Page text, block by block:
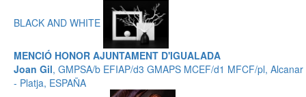
BLACK AND WHITE
MENCIÓ HONOR AJUNTAMENT D'IGUALADA
Joan Gil, GMPSA/b EFIAP/d3 GMAPS MCEF/d1 MFCF/pl, Alcanar
- Platja, ESPAÑA